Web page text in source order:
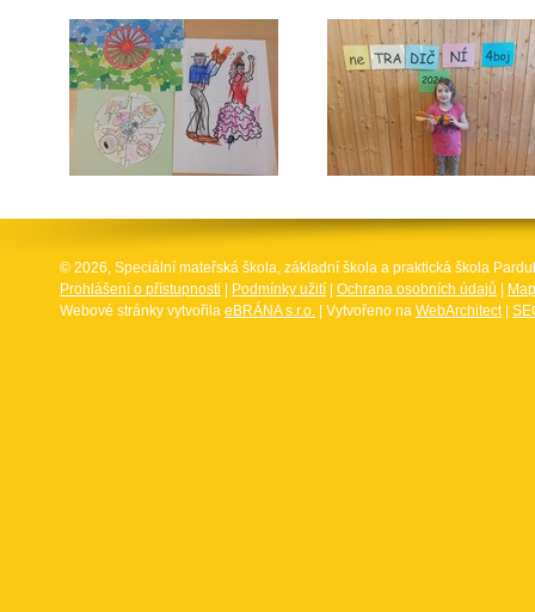
© 2026, Speciální mateřská škola, základní škola a praktická škola
Prohlášení o přístupnosti
Podmínky užití Ochrana osobních údajů
Webové stránky vytvořila eBRÁNA s.r.o. | Vytvořeno na WebArchitect|